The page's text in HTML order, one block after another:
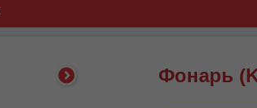
Фонарь